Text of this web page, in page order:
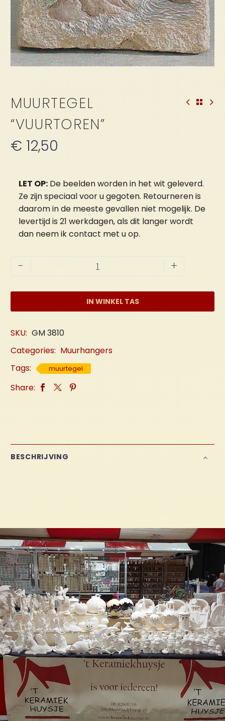
MUURTEGEL
“VUURTOREN”
€ 12,50
LET OP: De beelden worden in het wit geleverd.
Ze zijn speciaal voor u gegoten. Retourneren is
daarom in de meeste gevallen niet mogelijk. De
levertijd is 21 werkdagen, als dit langer wordt
dan neem ik contact met u op.
- +
IN WINKEL TAS
SKU: GM 3810
Categories: Muurhangers
Tags:
muurtegel
Share:
BESCHRIJVING